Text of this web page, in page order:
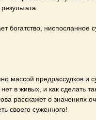
богатство, ниспосланное
массой предрассудков и
в живых, и как сделать
расскажет о значениях
своего суженного!